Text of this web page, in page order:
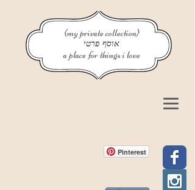
{my private collection}
אוסף פרטי
a place for things i love
Pinterest